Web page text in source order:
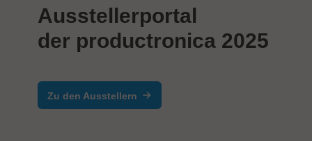
Ausstellerportal
der productronica 2025
Zu den Ausstellern